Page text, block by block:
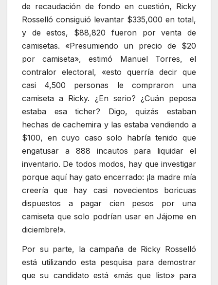
de recaudación de fondo en cuestión, Ricky
Rosselló consiguió levantar $335,000 en total,
y de estos, $88,820 fueron por venta de
camisetas. «Presumiendo un precio de $20
por camiseta», estimó Manuel Torres, el
contralor electoral, «esto querría decir que
casi 4,500 personas le compraron una
camiseta a Ricky. ¿En serio? ¿Cuán peposa
estaba esa ticher? Digo, quizás estaban
hechas de cachemira y las estaba vendiendo a
$100, en cuyo caso solo habría tenido que
engatusar a 888 incautos para liquidar el
inventario. De todos modos, hay que investigar
porque aquí hay gato encerrado: ¡la madre mía
creería que hay casi novecientos boricuas
dispuestos a pagar cien pesos por una
camiseta que solo podrían usar en Jájome en
diciembre!».
Por su parte, la campaña de Ricky Rosselló
está utilizando esta pesquisa para demostrar
que su candidato está «más que listo» para